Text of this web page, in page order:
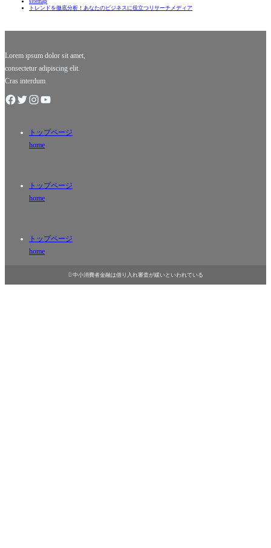
sitemap
トレンドを徹底分析！あなたのビジネスに役立つリサーチメディア
スタイル
シング
続きとは
Lorem ipsum dolor sit amet,
consectetur adipiscing elit.
Cras interdum.
トップページ
home
トップページ
home
トップページ
home
 中小消費者金融は借り入れ審査が緩いといわれている